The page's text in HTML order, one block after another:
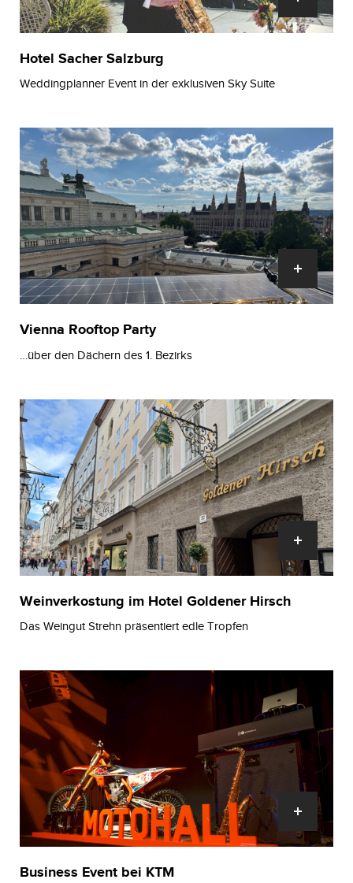
Hotel Sacher Salzburg
Weddingplanner Event in der exklusiven Sky Suite
Vienna Rooftop Party
…über den Dächern des 1. Bezirks
Weinverkostung im Hotel Goldener Hirsch
Das Weingut Strehn präsentiert edle Tropfen
Business Event bei KTM